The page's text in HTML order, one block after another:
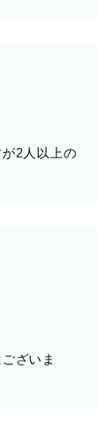
2人以上の
ざいま